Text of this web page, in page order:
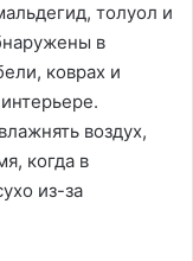
толуол и
в
коврах и
воздух,
когда в
из-за